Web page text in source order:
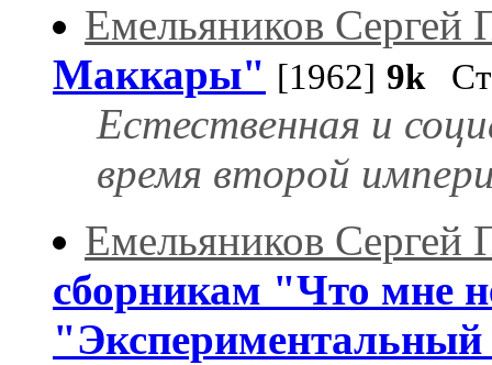
Емельяников Сергей
Маккары" [1962] 9k
Естественная и
время второй
Емельяников Сергей
сборникам "Что мне